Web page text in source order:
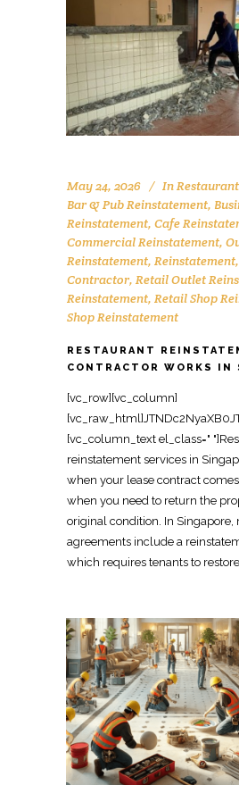
May 24, 2026 In
Bar & Pub Reinstatement,
Reinstatement, Cafe
Commercial Reinstatement,
Reinstatement, Reinstatement,
Contractor, Retail Outlet
Reinstatement, Retail Shop
Shop Reinstatement
RESTAURANT
CONTRACTOR WORKS IN
[vc_row][vc_column][vc_raw_html]JTNDc2NyaXB0JTIwdHlwZSUzRCUyMmFwcGxpY2F0aW9uJTJGbGQlMkJqc29uJTIyJTNFJTBBJTdCJTBBJTIwJTIwJTIyJTQwY29udGV4dCUyMiUzQSUyMCUyMmh0dHBzJTNBJTJGJTJGc2NoZW1hLm9yZyUyMiUyQyUwQSUyMCUyMCUyMiU0MGdyYXBoJTIyJTNBJTIwJTVCJTBBJTIwJTIwJTIwJTIwJTdCJTBBJTIwJTIwJTIwJTIwJTIwJTIwJTIyJTQwdHlwZSUyMiUzQSUyMCUyMk9yZ2FuaXphdGlvbiUyMiUyQyUwQSUyMCUyMCUyMCUyMCUyMCUyMCUyMm5hbWUlMjIlM0ElMjAlMjJPZmZpY2UlMjBSZWluc3RhdGVtZW50JTIwU2luZ2Fwb3JlJTIyJTJDJTBBJTIwJTIwJTIwJTIwJTIwJTIwJTIydXJsJTIyJTNBJTIwJTIyaHR0cHMlM0ElMkYlMkZ3d3cub2ZmaWNlcmVpbnN0YXRlbWVudHNpbmdhcG9yZS5jb20lMkYlMjIlMkMlMEElMjAlMjAlMjAlMjAlMjAlMjAlMjJsb2dvJTIyJTNBJTIwJTIyaHR0cHMlM0ElMkYlMkZ3d3cub2ZmaWNlcmVpbnN0YXRlbWVudHNpbmdhcG9yZS5jb20lMkZsb2dvLnBuZyUyMiUyQyUwQSUyMCUyMCUyMCUyMCUyMCUyMCUyMnNhbWVBcyUyMiUzQSUyMCU1QiUwQSUyMCUyMCUyMCUyMCUyMCUyMCUyMCUyMCUyMmh0dHBzJTNBJTJGJTJGd3d3LmZhY2Vib29rLmNvbSUyRk9mZmljZVJlaW5zdGF0ZW1lbnRTaW5nYXBvcmUlMjIlMkMlMEElMjAlMjAlMjAlMjAlMjAlMjAlMjAlMjAlMjJodHRwcyUzQSUyRiUyRnd3dy5saW5rZWRpbi5jb20lMkZjb21wYW55JTJGb2ZmaWNlLXJlaW5zdGF0ZW1lbnQtc2luZ2Fwb3JlJTIyJTBBJTIwJTIwJTIwJTIwJTIwJTIwJTVEJTJDJTBBJTIwJTIwJTIwJTIwJTIwJTIwJTIyY29udGFjdFBvaW50JTIyJTNBJTIwJTVCJTBBJTIwJTIwJTIwJTIwJTIwJTIwJTIwJTIwJTdCJTBBJTIwJTIwJTIwJTIwJTIwJTIwJTIwJTIwJTIwJTIwJTIyJTQwdHlwZSUyMiUzQSUyMCUyMkNvbnRhY3RQb2ludCUyMiUyQyUwQSUyMCUyMCUyMCUyMCUyMCUyMCUyMCUyMCUyMCUyMCUyMnRlbGVwaG9uZSUyMiUzQSUyMCUyMiUyQjY1JTIwNjM2OSUyMDgxMjMlMjIlMkMlMEElMjAlMjAlMjAlMjAlMjAlMjAlMjAlMjAlMjAlMjAlMjJjb250YWN0VHlwZSUyMiUzQSUyMCUyMmN1c3RvbWVyJTIwc3VwcG9ydCUyMiUyQyUwQSUyMCUyMCUyMCUyMCUyMCUyMCUyMCUyMCUyMCUyMCUyMmFyZWFTZXJ2ZWQlMjIlM0ElMjAlMjJTRyUyMiUyQyUwQSUyMCUyMCUyMCUyMCUyMCUyMCUyMCUyMCUyMCUyMCUyMmF2YWlsYWJsZUxhbmd1YWdlJTIyJTNBJTIwJTIyZW4lMjIlMEElMjAlMjAlMjAlMjAlMjAlMjAlMjAlMjAlN0QlMEElMjAlMjAlMjAlMjAlMjAlMjAlNUQlMEElMjAlMjAlMjAlMjAlN0QlMkMlMEElMjAlMjAlMjAlMjAlN0IlMEElMjAlMjAlMjAlMjAlMjAlMjAlMjIlNDB0eXBlJTIyJTNBJTIwJTIyV2ViU2l0ZSUyMiUyQyUwQSUyMCUyMCUyMCUyMCUyMCUyMCUyMnVybCUyMiUzQSUyMCUyMmh0dHBzJTNBJTJGJTJGd3d3Lm9mZmljZXJlaW5zdGF0ZW1lbnRzaW5nYXBvcmUuY29tJTJGJTIyJTJDJTBBJTIwJTIwJTIwJTIwJTIwJTIwJTIycG90ZW50aWFsQWN0aW9uJTIyJTNBJTIwJTdCJTBBJTIwJTIwJTIwJTIwJTIwJTIwJTIwJTIwJTIyJTQwdHlwZSUyMiUzQSUyMCUyMlNlYXJjaEFjdGlvbiUyMiUyQyUwQSUyMCUyMCUyMCUyMCUyMCUyMCUyMCUyMCUyMnRhcmdldCUyMiUzQSUyMCUyMmh0dHBzJTNBJTJGJTJGd3d3Lm9mZmljZXJlaW5zdGF0ZW1lbnRzaW5nYXBvcmUuY29tJTJGJTNGcyUzRCU3QnNlYXJjaF90ZXJtX3N0cmluZyU3RCUyMiUyQyUwQSUyMCUyMCUyMCUyMCUyMCUyMCUyMCUyMCUyMnF1ZXJ5LWlucHV0JTIyJTNBJTIwJTIycmVxdWlyZWQlMjBuYW1lJTNEc2VhcmNoX3Rlcm1fc3RyaW5nJTIyJTBBJTIwJTIwJTIwJTIwJTIwJTIwJTdEJTBBJTIwJTIwJTIwJTIwJTdEJTJDJTBBJTIwJTIwJTIwJTIwJTdCJTBBJTIwJTIwJTIwJTIwJTIwJTIwJTIyJTQwdHlwZSUyMiUzQSUyMCUyMkxvY2FsQnVzaW5lc3MlMjIlMkMlMEElMjAlMjAlMjAlMjAlMjAlMjAlMjJuYW1lJTIyJTNBJTIwJTIyT2ZmaWNlJTIwUmVpbnN0YXRlbWVudCUyMFNpbmdhcG9yZSUyMENvbnRyYWN0b3IlMjIlMkMlMEElMjAlMjAlMjAlMjAlMjAlMjAlMjJhZGRyZXNzJTIyJTNBJTIwJTdCJTBBJTIwJTIwJTIwJTIwJTIwJTIwJTIwJTIwJTIyJTQwdHlwZSUyMiUzQSUyMCUyMlBvc3RhbEFkZHJlc3MlMjIlMkMlMEElMjAlMjAlMjAlMjAlMjAlMjAlMjAlMjAlMjJzdHJlZXRBZGRyZXNzJTIyJTNBJTIwJTIyOCUyMEFkbWlyYWx0eSUyMFN0cmVldCUyMCUyMzA3JUUyJTgwJTkxMDElMjBBZG1pcmF4JTIyJTJDJTBBJTIwJTIwJTIwJTIwJTIwJTIwJTIwJTIwJTIyYWRkcmVzc0xvY2FsaXR5JTIyJTNBJTIwJTIyU2luZ2Fwb3JlJTIyJTJDJTBBJTIwJTIwJTIwJTIwJTIwJTIwJTIwJTIwJTIycG9zdGFsQ29kZSUyMiUzQSUyMCUyMjc1NzQzOCUyMiUyQyUwQSUyMCUyMCUyMCUyMCUyMCUyMCUyMCUyMCUyMmFkZHJlc3NDb3VudHJ5JTIyJTNBJTIwJTIyU0clMjIlMEElMjAlMjAlMjAlMjAlMjAlMjAlN0QlMkMlMEElMjAlMjAlMjAlMjAlMjAlMjAlMjJ0ZWxlcGhvbmUlMjIlM0ElMjAlMjIlMkI2NSUyMDYzNjklMjA4MTIzJTIyJTJDJTBBJTIwJTIwJTIwJTIwJTIwJTIwJTIydXJsJTIyJTNBJTIwJTIyaHR0cHMlM0ElMkYlMkZ3d3cub2ZmaWNlcmVpbnN0YXRlbWVudHNpbmdhcG9yZS5jb20lMkZyZXN0YXVyYW50LXJlaW5zdGF0ZW1lbnQtc2luZ2Fwb3JlLWNvbnRyYWN0b3IlMkYlMjIlMkMlMEElMjAlMjAlMjAlMjAlMjAlMjAlMjJkZXNjcmlwdGlvbiUyMiUzQSUyMCUyMkV4cGVyaWVuY2VkJTIwY29udHJhY3RvciUyMHNwZWNpYWxpc2luZyUyMGluJTIwcmVzdGF1cmFudCUyMHJlaW5zdGF0ZW1lbnQlMjBzZXJ2aWNlcyUyMGluJTIwU2luZ2Fwb3JlJTJDJTIwcmVzdG9yaW5nJTIwRiUyNkIlMjBwcmVtaXNlcyUyMHRvJTIwb3JpZ2luYWwlMjBjb25kaXRpb24lMjBmb3IlMjBsZWFzZSUyMGhhbmRvdmVyLiUyMiUyQyUwQSUyMCUyMCUyMCUyMCUyMCUyMCUyMm9wZW5pbmdIb3Vyc1NwZWNpZmljYXRpb24lMjIlM0ElMjAlNUIlMEElMjAlMjAlMjAlMjAlMjAlMjAlMjAlMjAlN0IlMEElMjAlMjAlMjAlMjAlMjAlMjAlMjAlMjAlMjAlMjAlMjIlNDB0eXBlJTIyJTNBJTIwJTIyT3BlbmluZ0hvdXJzU3BlY2lmaWNhdGlvbiUyMiUyQyUwQSUyMCUyMCUyMCUyMCUyMCUyMCUyMCUyMCUyMCUyMCUyMmRheU9mV2VlayUyMiUzQSUyMCU1QiUwQSUyMCUyMCUyMCUyMCUyMCUyMCUyMCUyMCUyMCUyMCUyMCUyMCUyMk1vbmRheSUyMiUyQyUyMlR1ZXNkYXklMjIlMkMlMjJXZWRuZXNkYXklMjIlMkMlMjJUaHVyc2RheSUyMiUyQyUyMkZyaWRheSUyMiUwQSUyMCUyMCUyMCUyMCUyMCUyMCUyMCUyMCUyMCUyMCU1RCUyQyUwQSUyMCUyMCUyMCUyMCUyMCUyMCUyMCUyMCUyMCUyMCUyMm9wZW5zJTIyJTNBJTIwJTIyMDklM0EwMCUyMiUyQyUwQSUyMCUyMCUyMCUyMCUyMCUyMCUyMCUyMCUyMCUyMCUyMmNsb3NlcyUyMiUzQSUyMCUyMjE4JTNBMDAlMjIlMEElMjAlMjAlMjAlMjAlMjAlMjAlMjAlMjAlN0QlMkMlMEElMjAlMjAlMjAlMjAlMjAlMjAlMjAlMjAlN0IlMEElMjAlMjAlMjAlMjAlMjAlMjAlMjAlMjAlMjAlMjAlMjIlNDB0eXBlJTIyJTNBJTIwJTIyT3BlbmluZ0hvdXJzU3BlY2lmaWNhdGlvbiUyMiUyQyUwQSUyMCUyMCUyMCUyMCUyMCUyMCUyMCUyMCUyMCUyMCUyMmRheU9mV2VlayUyMiUzQSUyMCUyMlNhdHVyZGF5JTIyJTJDJTBBJTIwJTIwJTIwJTIwJTIwJTIwJTIwJTIwJTIwJTIwJTIyb3BlbnMlMjIlM0ElMjAlMjIwOSUzQTAwJTIyJTJDJTBBJTIwJTIwJTIwJTIwJTIwJTIwJTIwJTIwJTIwJTIwJTIyY2xvc2VzJTIyJTNBJTIwJTIyMTIlM0EwMCUyMiUwQSUyMCUyMCUyMCUyMCUyMCUyMCUyMCUyMCU3RCUwQSUyMCUyMCUyMCUyMCUyMCUyMCU1RCUyQyUwQSUyMCUyMCUyMCUyMCUyMCUyMCUyMmltYWdlJTIyJTNBJTIwJTVCJTBBJTIwJTIwJTIwJTIwJTIwJTIwJTIwJTIwJTIyaHR0cHMlM0ElMkYlMkZ3d3cub2ZmaWNlcmVpbnN0YXRlbWVudHNpbmdhcG9yZS5jb20lMkZpbWFnZXMlMkZyZXN0YXVyYW50LXJlaW5zdGF0ZW1lbnQtMS5qcGclMjIlMkMlMEElMjAlMjAlMjAlMjAlMjAlMjAlMjAlMjAlMjJodHRwcyUzQSUyRiUyRnd3dy5vZmZpY2VyZWluc3RhdGVtZW50c2luZ2Fwb3JlLmNvbSUyRmltYWdlcyUyRnJlc3RhdXJhbnQtcmVpbnN0YXRlbWVudC0yLmpwZyUyMiUwQSUyMCUyMCUyMCUyMCUyMCUyMCU1RCUyQyUwQSUyMCUyMCUyMCUyMCUyMCUyMCUyMmFnZ3JlZ2F0ZVJhdGluZyUyMiUzQSUyMCU3QiUwQSUyMCUyMCUyMCUyMCUyMCUyMCUyMCUyMCUyMiU0MHR5cGUlMjIlM0ElMjAlMjJBZ2dyZWdhdGVSYXRpbmclMjIlMkMlMEElMjAlMjAlMjAlMjAlMjAlMjAlMjAlMjAlMjJyYXRpbmdWYWx1ZSUyMiUzQSUyMCUyMjQuOSUyMiUyQyUwQSUyMCUyMCUyMCUyMCUyMCUyMCUyMCUyMCUyMnJldmlld0NvdW50JTIyJTNBJTIwJTIyNDUlMjIlMEElMjAlMjAlMjAlMjAlMjAlMjAlN0QlMkMlMEElMjAlMjAlMjAlMjAlMjAlMjAlMjJwcmljZVJhbmdlJTIyJTNBJTIwJTIyQ29udGFjdCUyMGZvciUyMHF1b3RlJTIyJTBBJTIwJTIwJTIwJTIwJTdEJTJDJTBBJTIwJTIwJTIwJTIwJTdCJTBBJTIwJTIwJTIwJTIwJTIwJTIwJTIyJTQwdHlwZSUyMiUzQSUyMCUyMlNlcnZpY2UlMjIlMkMlMEElMjAlMjAlMjAlMjAlMjAlMjAlMjJzZXJ2aWNlVHlwZSUyMiUzQSUyMCUyMlJlc3RhdXJhbnQlMjBSZWluc3RhdGVtZW50JTIyJTJDJTBBJTIwJTIwJTIwJTIwJTIwJTIwJTIycHJvdmlkZXIlMjIlM0ElMjAlN0IlMEElMjAlMjAlMjAlMjAlMjAlMjAlMjAlMjAlMjIlNDB0eXBlJTIyJTNBJTIwJTIyTG9jYWxCdXNpbmVzcyUyMiUyQyUwQSUyMCUyMCUyMCUyMCUyMCUyMCUyMCUyMCUyMm5hbWUlMjIlM0ElMjAlMjJPZmZpY2UlMjBSZWluc3RhdGVtZW50JTIwU2luZ2Fwb3JlJTIwQ29udHJhY3RvciUyMiUyQyUwQSUyMCUyMCUyMCUyMCUyMCUyMCUyMCUyMCUyMnVybCUyMiUzQSUyMCUyMmh0dHBzJTNBJTJGJTJGd3d3Lm9mZmljZXJlaW5zdGF0ZW1lbnRzaW5nYXBvcmUuY29tJTJGcmVzdGF1cmFudC1yZWluc3RhdGVtZW50LXNpbmdhcG9yZS1jb250cmFjdG9yJTJGJTIyJTBBJTIwJTIwJTIwJTIwJTIwJTIwJTdEJTJDJTBBJTIwJTIwJTIwJTIwJTIwJTIwJTIyYXJlYVNlcnZlZCUyMiUzQSUyMCU3QiUwQSUyMCUyMCUyMCUyMCUyMCUyMCUyMCUyMCUyMiU0MHR5cGUlMjIlM0ElMjAlMjJDb3VudHJ5JTIyJTJDJTBBJTIwJTIwJTIwJTIwJTIwJTIwJTIwJTIwJTIybmFtZSUyMiUzQSUyMCUyMlNpbmdhcG9yZSUyMiUwQSUyMCUyMCUyMCUyMCUyMCUyMCU3RCUyQyUwQSUyMCUyMCUyMCUyMCUyMCUyMCUyMmtleXdvcmRzJTIyJTNBJTIwJTVCJTBBJTIwJTIwJTIwJTIwJTIwJTIwJTIwJTIwJTIycmVzdGF1cmFudCUyMHJlaW5zdGF0ZW1lbnQlMjIlMkMlMEElMjAlMjAlMjAlMjAlMjAlMjAlMjAlMjAlMjJGJTI2QiUyMHJlaW5zdGF0ZW1lbnQlMjBTaW5nYXBvcmUlMjIlMkMlMEElMjAlMjAlMjAlMjAlMjAlMjAlMjAlMjAlMjJmb29kJTIwb3V0bGV0JTIwcmVpbnN0YXRlbWVudCUyMFNpbmdhcG9yZSUyMiUyQyUwQSUyMCUyMCUyMCUyMCUyMCUyMCUyMCUyMCUyMmRpbmluZyUyMHNwYWNlJTIwcmVpbnN0YXRlbWVudCUyMFNpbmdhcG9yZSUyMiUyQyUwQSUyMCUyMCUyMCUyMCUyMCUyMCUyMCUyMCUyMnJlc3RhdXJhbnQlMjBtYWtlLWdvb2QlMjBTaW5nYXBvcmUlMjIlMEElMjAlMjAlMjAlMjAlMjAlMjAlNUQlMkMlMEElMjAlMjAlMjAlMjAlMjAlMjAlMjJkZXNjcmlwdGlvbiUyMiUzQSUyMCUyMkVuZC10by1lbmQlMjByZXN0YXVyYW50JTIwcmVpbnN0YXRlbWVudCUyMHNlcnZpY2VzJTIwaW4lMjBTaW5nYXBvcmUlMkMlMjBpbmNsdWRpbmclMjBkZW1vbGl0aW9uJTIwb2YlMjBmaXh0dXJlcyUyQyUyMHJlbW92YWwlMjBvZiUyMGtpdGNoZW4lMjBjYWJpbmV0cnklMjBhbmQlMjBjb3VudGVycyUyQyUyMHJlc3RvcmF0aW9uJTIwb2YlMjBmbG9vcmluZyUyQyUyMGNlaWxpbmdzJTIwYW5kJTIwTSUyNkUlMjBzeXN0ZW1zJTJDJTIwYW5kJTIwZmluYWwlMjBsYW5kbG9yZCUyMGhhbmRvdmVyLiUyMiUwQSUyMCUyMCUyMCUyMCU3RCUyQyUwQSUyMCUyMCUyMCUyMCU3QiUwQSUyMCUyMCUyMCUyMCUyMCUyMCUyMiU0MHR5cGUlMjIlM0ElMjAlMjJQcm9kdWN0JTIyJTJDJTBBJTIwJTIwJTIwJTIwJTIwJTIwJTIybmFtZSUyMiUzQSUyMCUyMlJlc3RhdXJhbnQlMjBSZWluc3RhdGVtZW50JTIwU2VydmljZSUyMFBhY2thZ2UlMjIlMkMlMEElMjAlMjAlMjAlMjAlMjAlMjAlMjJkZXNjcmlwdGlvbiUyMiUzQSUyMCUyMkZ1bGwlMjB0dXJua2V5JTIwcmVpbnN0YXRlbWVudCUyMHNvbHV0aW9uJTIwZm9yJTIwcmVzdGF1cmFudHMlMjBpbiUyMFNpbmdhcG9yZSUyQyUyMHJlc3RvcmluZyUyMGxlYXNlaG9sZCUyMG91dGxldHMlMjB0byUyMG9yaWdpbmFsJTIwY29uZGl0aW9uJTIwcGVyJTIwbGVhc2UlMjBhZ3JlZW1lbnQuJTIyJTJDJTBBJTIwJTIwJTIwJTIwJTIwJTIwJTIyYnJhbmQlMjIlM0ElMjAlN0IlMEElMjAlMjAlMjAlMjAlMjAlMjAlMjAlMjAlMjIlNDB0eXBlJTIyJTNBJTIwJTIyT3JnYW5pemF0aW9uJTIyJTJDJTBBJTIwJTIwJTIwJTIwJTIwJTIwJTIwJTIwJTIybmFtZSUyMiUzQSUyMCUyMk9mZmljZSUyMFJlaW5zdGF0ZW1lbnQlMjBTaW5nYXBvcmUlMjIlMEElMjAlMjAlMjAlMjAlMjAlMjAlN0QlMkMlMEElMjAlMjAlMjAlMjAlMjAlMjAlMjJvZmZlcnMlMjIlM0ElMjAlN0IlMEElMjAlMjAlMjAlMjAlMjAlMjAlMjAlMjAlMjIlNDB0eXBlJTIyJTNBJTIwJTIyT2ZmZXIlMjIlMkMlMEElMjAlMjAlMjAlMjAlMjAlMjAlMjAlMjAlMjJ1cmwlMjIlM0ElMjAlMjJodHRwcyUzQSUyRiUyRnd3dy5vZmZpY2VyZWluc3RhdGVtZW50c2luZ2Fwb3JlLmNvbSUyRnJlc3RhdXJhbnQtcmVpbnN0YXRlbWVudC1zaW5nYXBvcmUtY29udHJhY3RvciUyRiUyMiUyQyUwQSUyMCUyMCUyMCUyMCUyMCUyMCUyMCUyMCUyMnByaWNlQ3VycmVuY3klMjIlM0ElMjAlMjJTR0QlMjIlMkMlMEElMjAlMjAlMjAlMjAlMjAlMjAlMjAlMjAlMjJhdmFpbGFiaWxpdHklMjIlM0ElMjAlMjJodHRwcyUzQSUyRiUyRnNjaGVtYS5vcmclMkZJblN0b2NrJTIyJTJDJTBBJTIwJTIwJTIwJTIwJTIwJTIwJTIwJTIwJTIycHJpY2UlMjIlM0ElMjAlMjJDb250YWN0JTIwZm9yJTIwcXVvdGUlMjIlMEElMjAlMjAlMjAlMjAlMjAlMjAlN0QlMkMlMEElMjAlMjAlMjAlMjAlMjAlMjAlMjJhZ2dyZWdhdGVSYXRpbmclMjIlM0ElMjAlN0IlMEElMjAlMjAlMjAlMjAlMjAlMjAlMjAlMjAlMjIlNDB0eXBlJTIyJTNBJTIwJTIyQWdncmVnYXRlUmF0aW5nJTIyJTJDJTBBJTIwJTIwJTIwJTIwJTIwJTIwJTIwJTIwJTIycmF0aW5nVmFsdWUlMjIlM0ElMjAlMjI0LjklMjIlMkMlMEElMjAlMjAlMjAlMjAlMjAlMjAlMjAlMjAlMjJyZXZpZXdDb3VudCUyMiUzQSUyMCUyMjQ1JTIyJTBBJTIwJTIwJTIwJTIwJTIwJTIwJTdEJTBBJTIwJTIwJTIwJTIwJTdEJTJD